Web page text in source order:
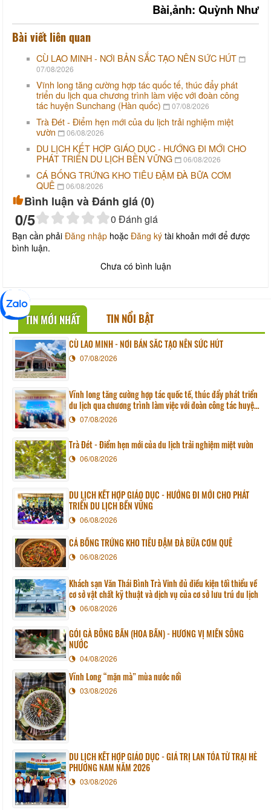
Bài,ảnh: Quỳnh Như
Bài viết liên quan
CÙ LAO MINH - NƠI BẢN SẮC TẠO NÊN SỨC HÚT
07/08/2026
Vĩnh long tăng cường hợp tác quốc tế, thúc đẩy phát
triển du lịch qua chương trình làm việc với đoàn công
tác huyện Sunchang (Hàn quốc)
07/08/2026
Trà Đét - Điểm hẹn mới của du lịch trải nghiệm miệt
vườn
06/08/2026
DU LỊCH KẾT HỢP GIÁO DỤC - HƯỚNG ĐI MỚI CHO
PHÁT TRIỂN DU LỊCH BỀN VỮNG
06/08/2026
CÁ BỐNG TRỨNG KHO TIÊU ĐẬM ĐÀ BỮA CƠM
QUÊ
06/08/2026
Bình luận và Đánh giá (0)
0/5 0 Đánh giá
Bạn cần phải Đăng nhập hoặc Đăng ký tài khoản mới để được
bình luận.
Chưa có bình luận
TIN MỚI NHẤT TIN NỔI BẬT
CÙ LAO MINH - NƠI BẢN SẮC TẠO NÊN SỨC HÚT
07/08/2026
Vĩnh long tăng cường hợp tác quốc tế, thúc đẩy phát triển
du lịch qua chương trình làm việc với đoàn công tác huyện
Sunchang (Hàn quốc)
07/08/2026
Trà Đét - Điểm hẹn mới của du lịch trải nghiệm miệt vườn
06/08/2026
DU LỊCH KẾT HỢP GIÁO DỤC - HƯỚNG ĐI MỚI CHO PHÁT
TRIỂN DU LỊCH BỀN VỮNG
06/08/2026
CÁ BỐNG TRỨNG KHO TIÊU ĐẬM ĐÀ BỮA CƠM QUÊ
06/08/2026
Khách sạn Văn Thái Bình Trà Vinh đủ điều kiện tối thiểu về
cơ sở vật chất kỹ thuật và dịch vụ của cơ sở lưu trú du lịch
06/08/2026
GỎI GÀ BÔNG BẦN (HOA BẦN) - HƯƠNG VỊ MIỀN SÔNG
NƯỚC
04/08/2026
Vĩnh Long “mặn mà” mùa nước nổi
03/08/2026
DU LỊCH KẾT HỢP GIÁO DỤC - GIÁ TRỊ LAN TỎA TỪ TRẠI HÈ
PHƯƠNG NAM NĂM 2026
03/08/2026